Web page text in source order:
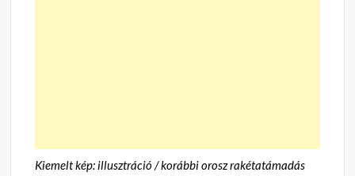
Kiemelt kép: illusztráció / korábbi orosz rakétatámadás